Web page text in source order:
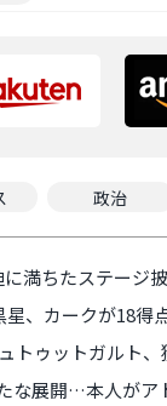
政治
満ちたステージ
、カークが18得
トゥットガルト
な展開…本人が